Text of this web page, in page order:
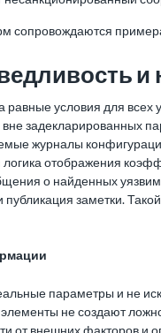
сопровождаются
условия для всех
задекларированных
журналы
отображения
о найденных
заметки.
параметры и не
не создают
от внешних факторов и